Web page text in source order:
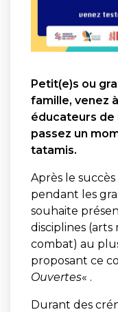
Petit(e)s ou
famille, venez
éducateurs
passez un
tatamis.
Après le
pendant les
souhaite
disciplines
combat) au
proposant ce
Ouvertes« .
Durant des